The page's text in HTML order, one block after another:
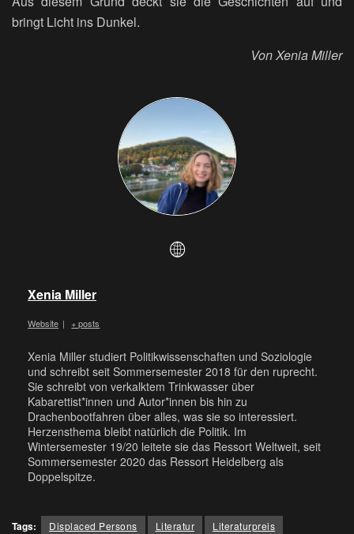
bringt Licht ins Dunkel.
Von Xenia Miller
Xenia Miller
Website | + posts
Xenia Miller studiert Politikwissenschaften und Soziologie
und schreibt seit Sommersemester 2018 für den ruprecht.
Sie schreibt von verkalktem Trinkwasser über
Kabarettist*innen und Autor*innen bis hin zu
Drachenbootfahren über alles, was sie so interessiert.
Herzensthema bleibt natürlich die Politik. Im
Wintersemester 19/20 leitete sie das Ressort Weltweit, seit
Sommersemester 2020 das Ressort Heidelberg als
Doppelspitze.
Tags: Displaced Persons Literatur Literaturpreis